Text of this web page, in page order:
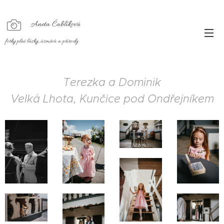
Aneta Čablíková
fotky plné lásky, úsměvů a přírody
Terezka a Dominik
Velká Lhota, Kunčice pod Ondřejníkem